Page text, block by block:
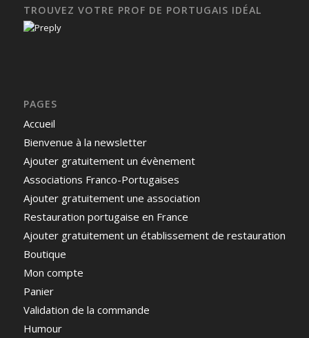
TROUVEZ VOTRE PROF DE PORTUGAIS IDÉAL
PAGES
Accueil
Bienvenue à la newsletter
Ajouter gratuitement un évènement
Associations Franco-Portugaises
Ajouter gratuitement une association
Restauration portugaise en France
Ajouter gratuitement un établissement de restauration
Boutique
Mon compte
Panier
Validation de la commande
Humour